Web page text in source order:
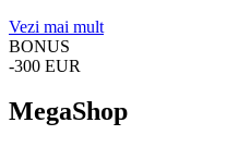
Vezi mai mult
BONUS
-300 EUR
MegaShop